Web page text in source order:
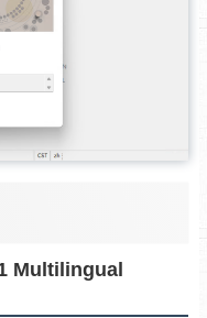
Multilingual